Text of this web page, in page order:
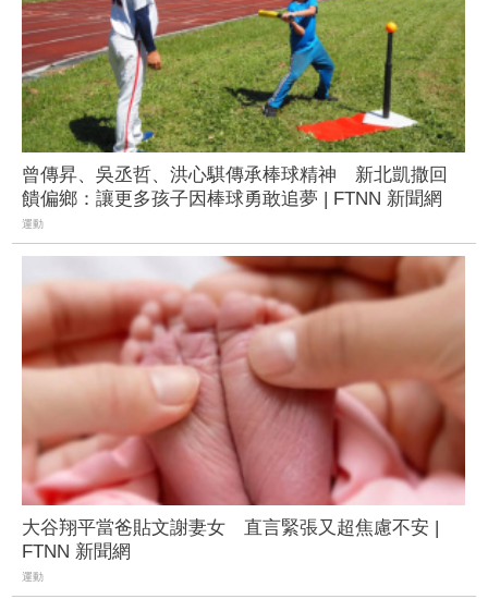
曾傳昇、吳丞哲、洪心騏傳承棒球精神 新北凱撒回
饋偏鄉：讓更多孩子因棒球勇敢追夢 | FTNN 新聞網
運動
大谷翔平當爸貼文謝妻女 直言緊張又超焦慮不安 |
FTNN 新聞網
運動